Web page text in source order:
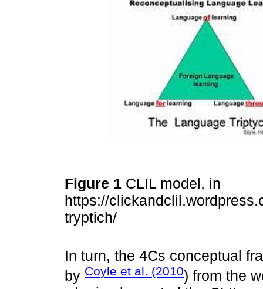
Figure 1 CLIL model, in
https://
tryptich/
In turn, the 4Cs conceptual
by Coyle et al. (2010) from the